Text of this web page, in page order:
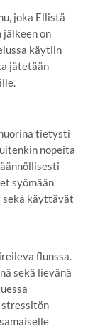
joka Ellistä
on
käytiin
jätetään
tietysti
nopeita
syömään
sekä käyttävät
flunssa.
sekä lievänä